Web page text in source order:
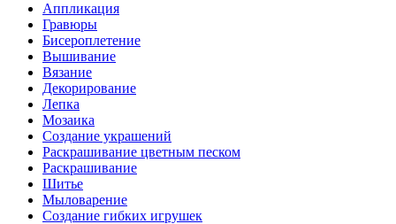
Аппликация
Гравюры
Бисероплетение
Вышивание
Вязание
Декорирование
Лепка
Мозаика
Создание украшений
Раскрашивание цветным песком
Раскрашивание
Шитье
Мыловарение
Создание гибких игрушек